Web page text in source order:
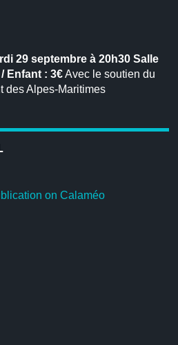
29 septembre à 20h30 Salle
Enfant : 3€Avec le soutien du
des Alpes-Maritimes
on Calaméo